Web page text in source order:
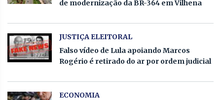
de modernização da BR-364 em Vilhena
JUSTIÇA ELEITORAL
Falso vídeo de Lula apoiando Marcos
Rogério é retirado do ar por ordem judicial
ECONOMIA